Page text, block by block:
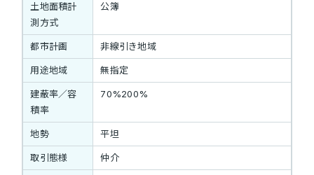
土地面積計
測方式
公簿
都市計画 非線引き地域
用途地域 無指定
建蔽率／容
積率
70%200%
地勢 平坦
取引態様 仲介